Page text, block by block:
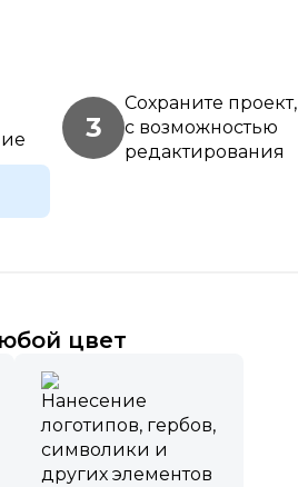
3
Сохраните проект,
с возможностью
редактирования
цвет
Нанесение
логотипов, гербов,
символики и
других элементов